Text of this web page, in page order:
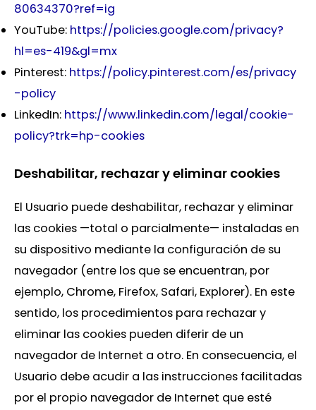
80634370?ref=ig
YouTube: https://policies.google.com/privacy?
hl=es-419&gl=mx
Pinterest: https://policy.pinterest.com/es/privacy
-policy
LinkedIn: https://www.linkedin.com/legal/cookie-
policy?trk=hp-cookies
Deshabilitar, rechazar y eliminar cookies
El Usuario puede deshabilitar, rechazar y eliminar
las cookies —total o parcialmente— instaladas en
su dispositivo mediante la configuración de su
navegador (entre los que se encuentran, por
ejemplo, Chrome, Firefox, Safari, Explorer). En este
sentido, los procedimientos para rechazar y
eliminar las cookies pueden diferir de un
navegador de Internet a otro. En consecuencia, el
Usuario debe acudir a las instrucciones facilitadas
por el propio navegador de Internet que esté